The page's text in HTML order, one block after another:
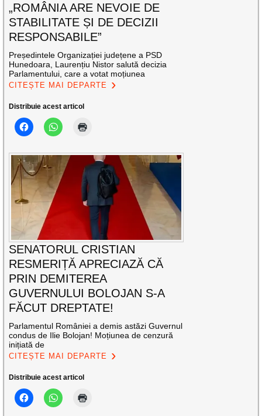
„ROMÂNIA ARE NEVOIE DE
STABILITATE ȘI DE DECIZII
RESPONSABILE”
Președintele Organizației județene a PSD
Hunedoara, Laurențiu Nistor salută decizia
Parlamentului, care a votat moțiunea
CITEȘTE MAI DEPARTE
Distribuie acest articol
SENATORUL CRISTIAN
RESMERIȚĂ APRECIAZĂ CĂ
PRIN DEMITEREA
GUVERNULUI BOLOJAN S-A
FĂCUT DREPTATE!
Parlamentul României a demis astăzi Guvernul
condus de Ilie Bolojan! Moțiunea de cenzură
inițiată de
CITEȘTE MAI DEPARTE
Distribuie acest articol